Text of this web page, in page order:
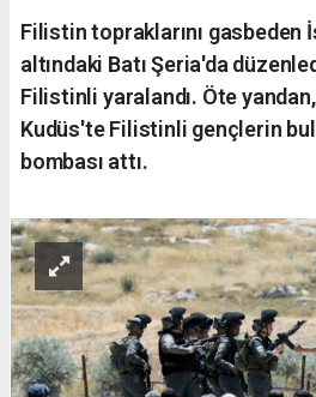
Filistin topraklarını gasbeden
altındaki Batı Şeria'da
Filistinli yaralandı. Öte
Kudüs'te Filistinli gençlerin
bombası attı.